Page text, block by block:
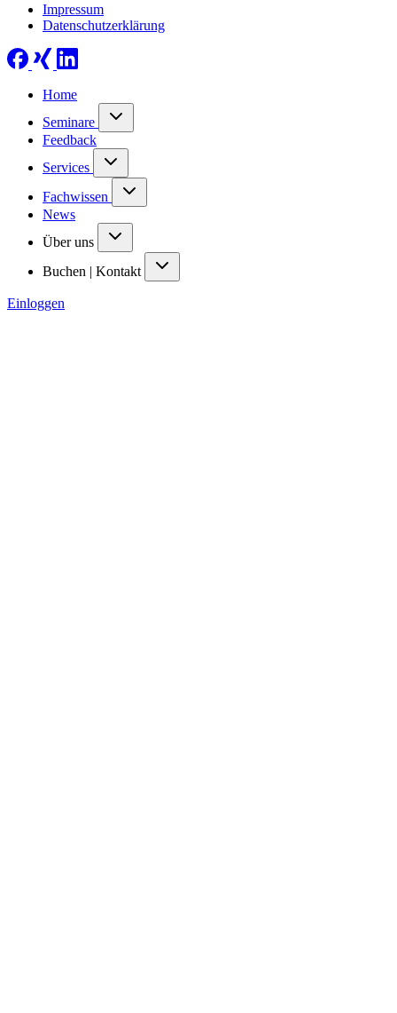
Impressum
Datenschutzerklärung
Home
Seminare
Feedback
Services
Fachwissen
News
Über uns
Buchen | Kontakt
Einloggen